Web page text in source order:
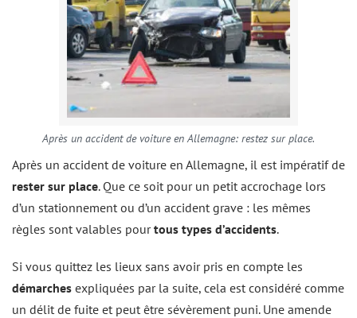
Après un accident de voiture en Allemagne: restez sur place.
Après un accident de voiture en Allemagne, il est impératif de
rester sur place. Que ce soit pour un petit accrochage lors
d’un stationnement ou d’un accident grave : les mêmes
règles sont valables pourtous types d’accidents.
Si vous quittez les lieux sans avoir pris en compte les
démarches expliquées par la suite, cela est considéré comme
un délit de fuite et peut être sévèrement puni. Une amende